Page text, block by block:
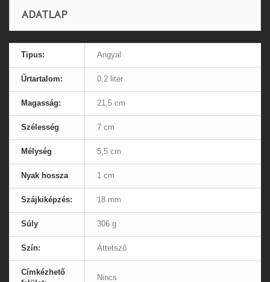
ADATLAP
Tipus: Angyal
Űrtartalom: 0,2 liter
Magasság: 21,5 cm
Szélesség 7 cm
Mélység 5,5 cm
Nyak hossza 1 cm
Szájkiképzés: 18 mm
Súly 306 g
Szín: Áttetsző
Címkézhető
Nincs